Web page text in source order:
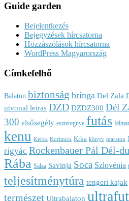
Guide garden
Bejelentkezés
Bejegyzések hírcsatorna
Hozzászólások hírcsatorna
WordPress Magyarország
Címkefelhő
Balaton biztonság bringa Del Zala
utvonal leiras DZD DZDZ300 Dél
300 elsősegély eszteregnye futás
kenu Kerka Koritnica Krka könyv maraton
rigyác Rockenbauer Pál Dél-
Rába Salza Savinja Soca Szlovénia
teljesítménytúra tengeri kajak
természet Ultrabalaton